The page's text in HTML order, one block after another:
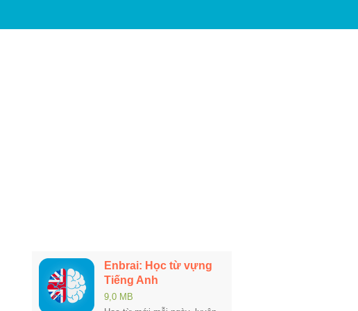
Enbrai: Học từ vựng
Tiếng Anh
9,0 MB